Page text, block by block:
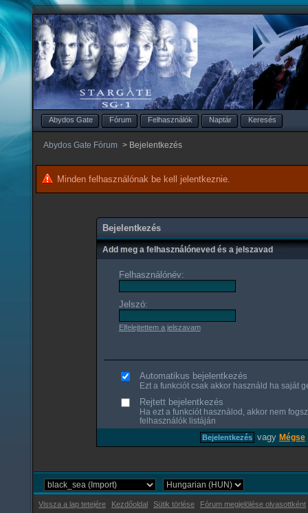
Abydos Gate Fórum Felhasználók Naptár Keresés
Abydos Gate Fórum > Bejelentkezés
Minden felhasználónak be kell jelentkeznie.
Bejelentkezés
Add meg a felhasználóneved és a jelszavad
Felhasználónév:
Jelszó:
Elfelejtettem a jelszavam
Automatikus bejelentkezés
Ezt a funkciót csak akkor használd ha saját
Rejtett bejelentkezés
Ha ezt a funkciót használod, akkor nem
felhasználók listáján
vagy Mégse
Vissza a lap tetejére Kezdőoldal Sütik törlése Fórum megjelölése olvasottként